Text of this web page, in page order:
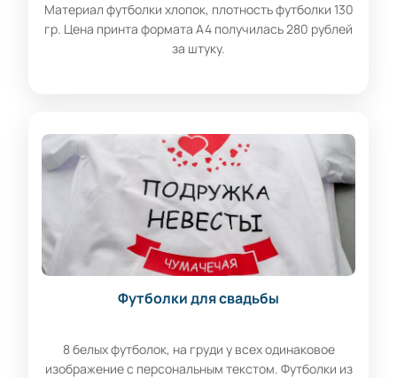
Материал футболки хлопок, плотность футболки 130
гр. Цена принта формата А4 получилась 280 рублей
за штуку.
Футболки для свадьбы
8 белых футболок, на груди у всех одинаковое
изображение с персональным текстом. Футболки из